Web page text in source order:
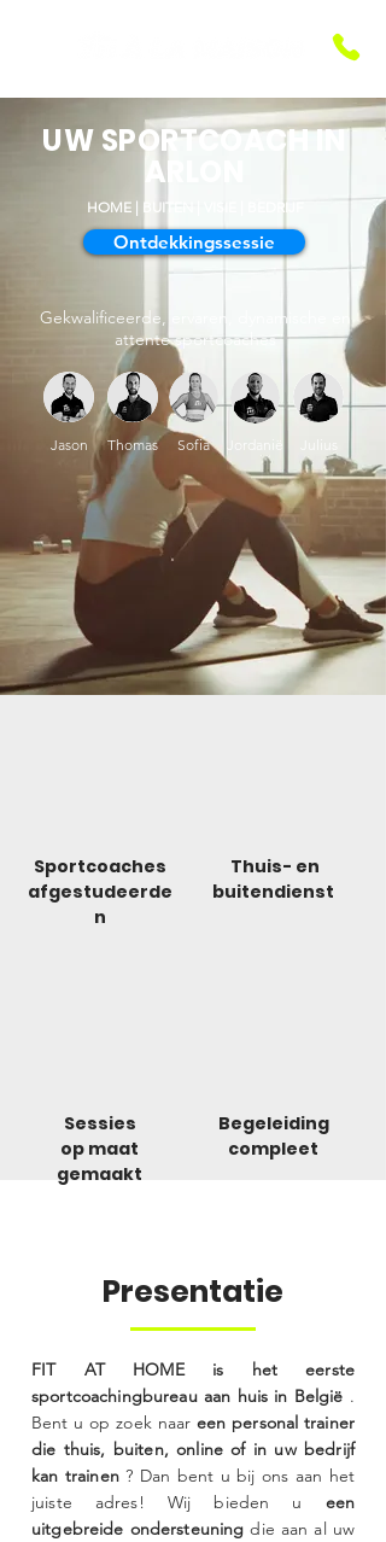
UW SPORTCOACH IN
ARLON
HOME| BUITEN BEDRIJF
Ontdekkingssessie
Gekwalificeerde, ervaren, dynamische en
attente sportcoaches
Jason Thomas Sofia Jordanië
Sportcoaches
afgestudeerde
n
Thuis- en
buitendienst
Sessies
op maat
gemaakt
Begeleiding
compleet
Presentatie
FIT AT HOME is het eerste
sportcoachingbureau aan huis in België .
Bent u op zoek naar een personal trainer
die thuis, buiten, online of in uw bedrijf
kan trainen? Dan bent u bij ons aan het
juiste adres! Wij bieden u een
uitgebreide ondersteuning die aan al uw